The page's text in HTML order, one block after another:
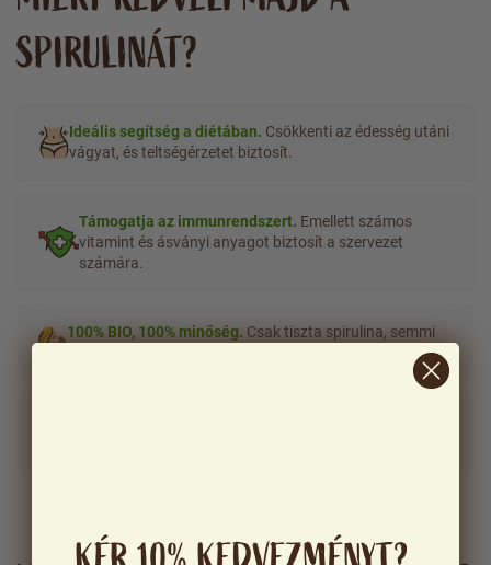
SPIRULINÁT?
Ideális segítség a diétában. Csökkenti az édesség utáni
vágyat, és teltségérzetet biztosít.
Támogatja az immunrendszert. Emellett számos
vitamint és ásványi anyagot biztosít a szervezet
számára.
100% BIO, 100% minőség. Csak tiszta spirulina, semmi